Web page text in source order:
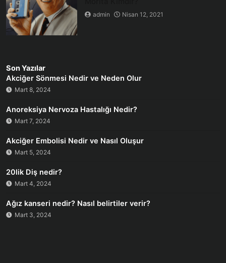
admin Nisan 12, 2021
Son Yazılar
Akciğer Sönmesi Nedir ve Neden Olur
Mart 8, 2024
Anoreksiya Nervoza Hastalığı Nedir?
Mart 7, 2024
Akciğer Embolisi Nedir ve Nasıl Oluşur
Mart 5, 2024
20lik Diş nedir?
Mart 4, 2024
Ağız kanseri nedir? Nasıl belirtiler verir?
Mart 3, 2024